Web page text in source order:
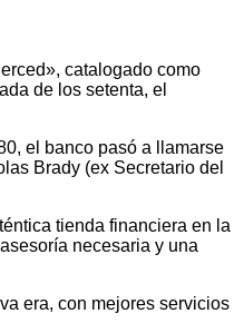
catalogado como
de los setenta, el
el banco pasó a llamarse
Brady (ex Secretario del
tienda financiera en la
necesaria y una
era, con mejores servicios